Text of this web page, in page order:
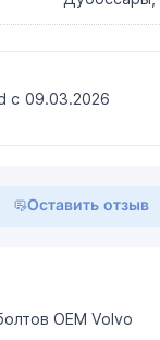
с 09.03.2026
Оставить отзыв
ОЕМ Volvo